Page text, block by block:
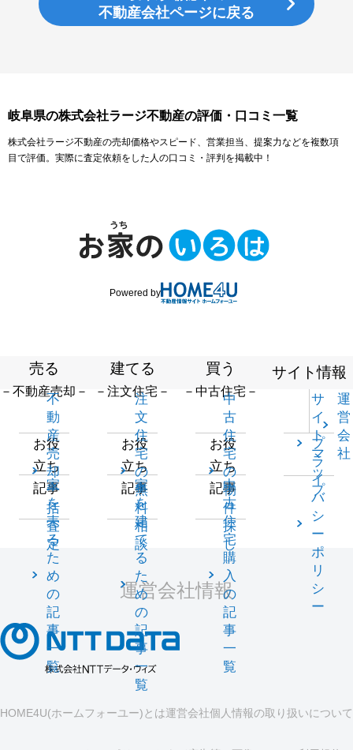
不動産会社ページに戻る
岐阜県の株式会社ラージ不動産の評価・口コミ一覧
株式会社ラージ不動産の売却価格やスピード、営業担当、提案力などを複数項
目で評価。実際に査定依頼をした人の口コミ・評判を掲載中！
Powered by
売る
－不動産売却－
不
動
産
売
却
一
括
査
定
お役
立ち
記事
家
を
売
る
た
め
の
記
事
一
覧
建てる
－注文住宅－
注
文
住
宅
の
無
料
相
談
お役
立ち
記事
家
を
建
て
る
た
め
の
記
事
一
覧
買う
－中古住宅－
中
古
住
宅
の
物
件
探
し
お役
立ち
記事
中
古
住
宅
購
入
の
記
事
一
覧
サイト情報
サ
イ
ト
マ
ッ
プ
運
営
会
社
プ
ラ
イ
バ
シ
ー
ポ
リ
シ
ー
運営会社情報
HOME4U(ホームフォーユー)とは運営会社個人情報の取り扱いについて